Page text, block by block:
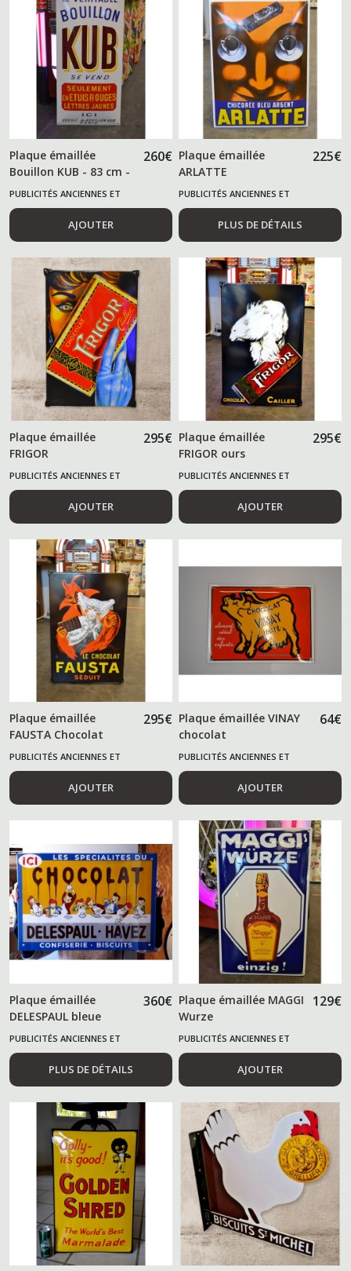
Plaque émaillée
Bouillon KUB - 83 cm -
260€
PUBLICITÉS ANCIENNES ET
ALIMENTAIRES
AJOUTER
Plaque émaillée
ARLATTE
225€
PUBLICITÉS ANCIENNES ET
ALIMENTAIRES
PLUS DE DÉTAILS
Plaque émaillée
FRIGOR
295€
PUBLICITÉS ANCIENNES ET
ALIMENTAIRES
AJOUTER
Plaque émaillée
FRIGOR ours
295€
PUBLICITÉS ANCIENNES ET
ALIMENTAIRES
AJOUTER
Plaque émaillée
FAUSTA Chocolat
295€
PUBLICITÉS ANCIENNES ET
ALIMENTAIRES
AJOUTER
Plaque émaillée VINAY
chocolat
64€
PUBLICITÉS ANCIENNES ET
ALIMENTAIRES
AJOUTER
Plaque émaillée
DELESPAUL bleue
360€
PUBLICITÉS ANCIENNES ET
ALIMENTAIRES
PLUS DE DÉTAILS
Plaque émaillée MAGGI
Wurze
129€
PUBLICITÉS ANCIENNES ET
ALIMENTAIRES
AJOUTER